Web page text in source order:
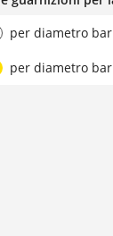
per diametro
per diametro